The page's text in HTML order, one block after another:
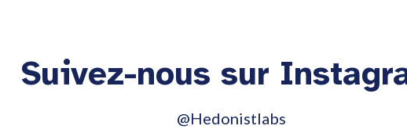
Suivez-nous sur
@Hedonistlabs